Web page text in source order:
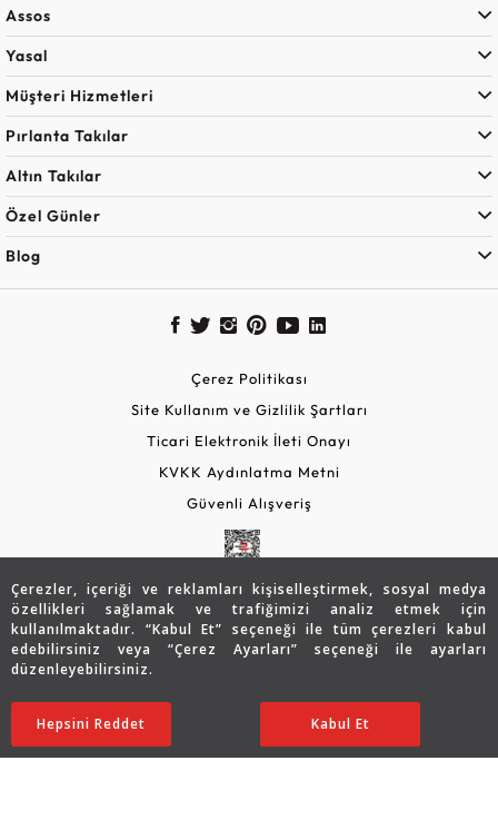
Çerezler, içeriği ve reklamları kişiselleştirmek, sosyal medya
özellikleri sağlamak ve trafiğimizi analiz etmek için
kullanılmaktadır. “Kabul Et” seçeneği ile tüm çerezleri kabul
edebilirsiniz veya “Çerez Ayarları” seçeneği ile ayarları
düzenleyebilirsiniz.
Ayarları Düzenle
Hepsini Reddet Kabul Et
130.932 TL
104.746TL
99.509 TL SATIN ALIN
Assos
Yasal
Müşteri Hizmetleri
Pırlanta Takılar
Altın Takılar
Özel Günler
Blog
Çerez Politikası
Site Kullanım ve Gizlilik Şartları
Ticari Elektronik İleti Onayı
KVKK Aydınlatma Metni
Güvenli Alışveriş
Copyright © 2026 Assos Pırlanta - Bu sitenin tüm hakları